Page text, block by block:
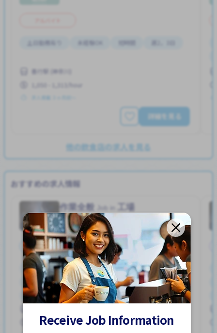
土日勤務有り 未経験OK 短時間 週2，3日
善行駅 (神奈川)
1,050 - 1,313/hour
求人掲載 ３ヶ月前〜
詳細を見る
他の飲食店の求人を見る
おすすめの求人情報
作業全般
正社員
ボーナス まかないあり
交通費支給
外国人勤務中
女性歓迎 寮一部補助
昇給
男性歓迎
自転車通勤
250,000 - 400,000/month
Receive Job Information